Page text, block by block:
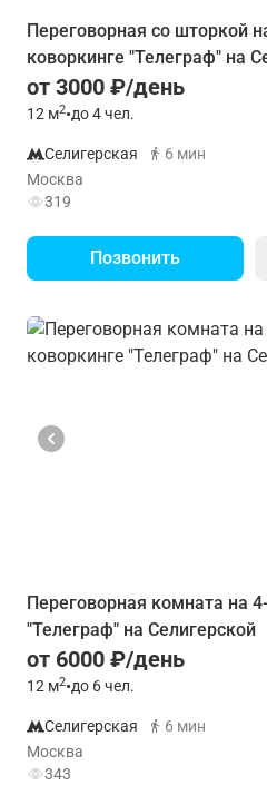
Переговорная со шторкой
коворкинге "Телеграф" на
от 3000 ₽/день
12 м2•до 4 чел.
Селигерская
6 мин
Москва
319
Позвонить
Переговорная комната на
"Телеграф" на Селигерской
от 6000 ₽/день
12 м2•до 6 чел.
Селигерская
6 мин
Москва
343